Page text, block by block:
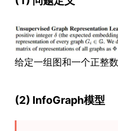
给定一组图和一个正整数
(2) InfoGraph模型